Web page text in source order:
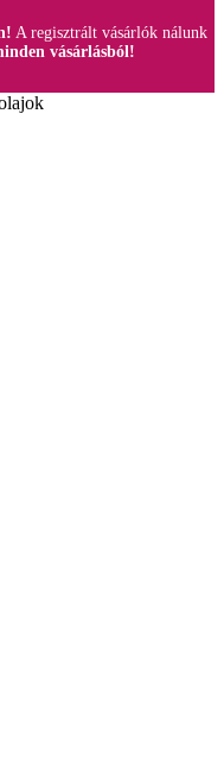
A regisztrált vásárlók nálunk
vásárlásból!